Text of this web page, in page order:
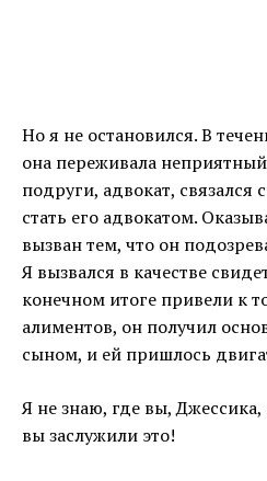
Но я не остановился. В
она переживала
подруги, адвокат,
стать его адвокатом.
вызван тем, что он
Я вызвался в качестве
конечном итоге привели к
алиментов, он получил
сыном, и ей пришлось
Я не знаю, где вы, Джессика,
вы заслужили это!